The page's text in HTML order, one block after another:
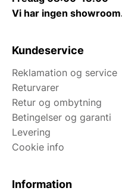
Vi har ingen
Kundeservice
Reklamation og service
Returvarer
Retur og ombytning
Betingelser og garanti
Levering
Cookie info
Information